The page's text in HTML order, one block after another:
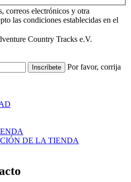
correos electrónicos y otra
las condiciones establecidas en el
Country Tracks e.V.
Por favor, corrija
DE LA TIENDA